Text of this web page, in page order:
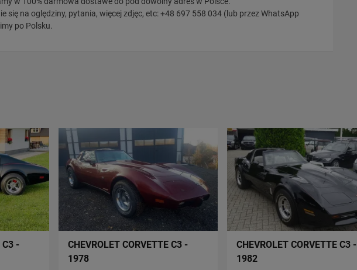
się na oględziny, pytania, więcej zdjęc, etc: +48 697 558 034 (lub przez WhatsApp
po Polsku.
C3 -
CHEVROLET CORVETTE C3 -
1978
CHEVROLET CORVETTE C3 -
1982